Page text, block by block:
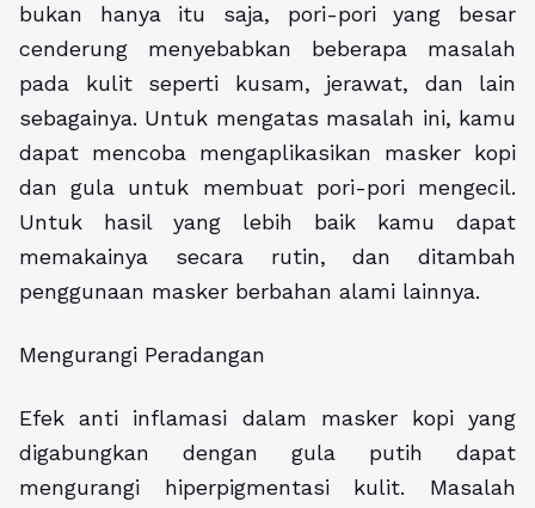
bukan hanya itu saja, pori-pori yang besar
cenderung menyebabkan beberapa masalah
pada kulit seperti kusam, jerawat, dan lain
sebagainya. Untuk mengatas masalah ini, kamu
dapat mencoba mengaplikasikan masker kopi
dan gula untuk membuat pori-pori mengecil.
Untuk hasil yang lebih baik kamu dapat
memakainya secara rutin, dan ditambah
penggunaan masker berbahan alami lainnya.
Mengurangi Peradangan
Efek anti inflamasi dalam masker kopi yang
digabungkan dengan gula putih dapat
mengurangi hiperpigmentasi kulit. Masalah